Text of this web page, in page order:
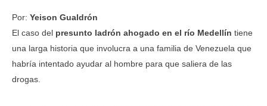
Por: Yeison Gualdrón
El caso del presunto ladrón ahogado en el río Medellín tiene
una larga historia que involucra a una familia de Venezuela que
habría intentado ayudar al hombre para que saliera de las
drogas.